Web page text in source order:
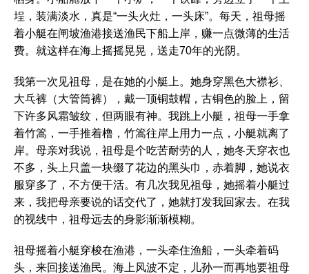
埕，装满淡水，真是“一头火灶，一头床”。每天，祖母摇
着小艇在闸坡渔港接送渔民下船上岸，赚一点微薄的生活
费。就这样在海上摇摇晃晃，送走70年的光阴。
我第一次见祖母，是在她的小艇上。她身穿黑色大襟衫、
大乓裤（大管筒裤），戴一顶铜鼓帽，古铜色的脸上，留
下许多风霜皱纹，但两眼有神。我跳上小艇，祖母一手拿
着竹篙，一手推着橹，竹篙往岸上用力一点，小艇就离了
岸。母亲对我说，祖母是个吃苦耐劳的人，她冬天穿衣也
不多，头上只盖一块缀了花边的黑头巾，赤着脚，她说衣
服穿多了，不方便干活。有几次我见祖母，她摇着小艇过
来，我把母亲要说的话交代了，她就打发我回家去。在我
的视线中，祖母远去的身影渐渐模糊。
祖母摇着小艇穿梭在渔港，一头牵住渔船，一头牵着码
头，来回接送渔民。海上风波不定，儿孙一而再地要祖母